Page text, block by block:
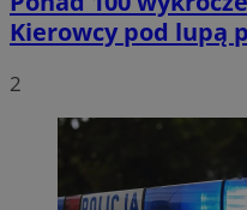
Kierowcy pod lupą
2